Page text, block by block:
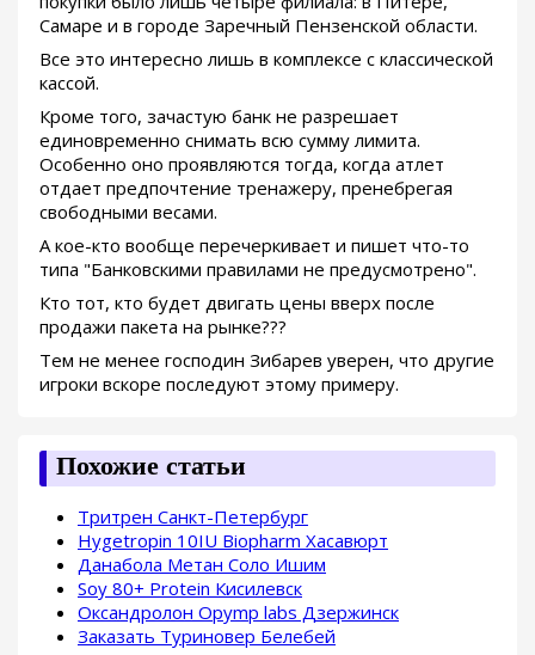
Самаре и в городе Заречный Пензенской области.
Все это интересно лишь в комплексе с классической
кассой.
Кроме того, зачастую банк не разрешает
единовременно снимать всю сумму лимита.
Особенно оно проявляются тогда, когда атлет
отдает предпочтение тренажеру, пренебрегая
свободными весами.
А кое-кто вообще перечеркивает и пишет что-то
типа "Банковскими правилами не предусмотрено".
Кто тот, кто будет двигать цены вверх после
продажи пакета на рынке???
Тем не менее господин Зибарев уверен, что другие
игроки вскоре последуют этому примеру.
Похожие статьи
Тритрен Санкт-Петербург
Hygetropin 10IU Biopharm Хасавюрт
Данабола Метан Соло Ишим
Soy 80+ Protein Кисилевск
Оксандролон Opymp labs Дзержинск
Заказать Туриновер Белебей